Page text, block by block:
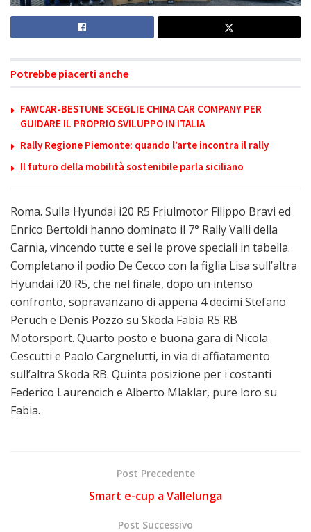
Potrebbe piacerti anche
FAWCAR-BESTUNE SCEGLIE CHINA CAR COMPANY PER
GUIDARE IL PROPRIO SVILUPPO IN ITALIA
Rally Regione Piemonte: quando l’arte incontra il rally
Il futuro della mobilità sostenibile parla siciliano
Roma. Sulla Hyundai i20 R5 Friulmotor Filippo Bravi ed
Enrico Bertoldi hanno dominato il 7° Rally Valli della
Carnia, vincendo tutte e sei le prove speciali in tabella.
Completano il podio De Cecco con la figlia Lisa sull’altra
Hyundai i20 R5, che nel finale, dopo un intenso
confronto, sopravanzano di appena 4 decimi Stefano
Peruch e Denis Pozzo su Skoda Fabia R5 RB
Motorsport. Quarto posto e buona gara di Nicola
Cescutti e Paolo Cargnelutti, in via di affiatamento
sull’altra Skoda RB. Quinta posizione per i costanti
Federico Laurencich e Alberto Mlaklar, pure loro su
Fabia.
Post Precedente
Smart e-cup a Vallelunga
Post Successivo